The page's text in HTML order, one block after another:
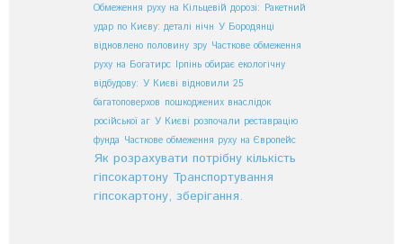
Обмеження руху на Кільцевій дорозі: Ракетний
удар по Києву: деталі нічн У Бородянці
відновлено половину зру Часткове обмеження
руху на Богатирс Ірпінь обирає екологічну
відбудову: У Києві відновили 25
багатоповерхов пошкоджених внаслідок
російської аг У Києві розпочали реставрацію
фунда Часткове обмеження руху на Європейс
Як розрахувати потрібну кількість
гіпсокартону Транспортування
гіпсокартону, зберігання.